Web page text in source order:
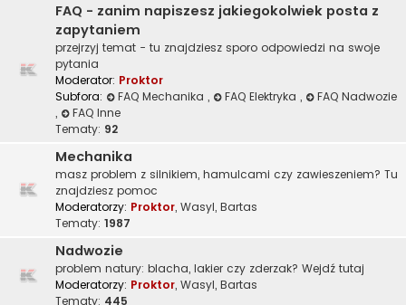
FAQ - zanim napiszesz jakiegokolwiek posta z
zapytaniem
przejrzyj temat - tu znajdziesz sporo odpowiedzi na swoje
pytania
Moderator: Proktor
Subfora:
FAQ Mechanika , FAQ Elektryka ,
FAQ Nadwozie
,
FAQ Inne
Tematy: 92
Mechanika
masz problem z silnikiem, hamulcami czy zawieszeniem? Tu
znajdziesz pomoc
Moderatorzy: Proktor, Wasyl, Bartas
Tematy: 1987
Nadwozie
problem natury: blacha, lakier czy zderzak? Wejdź tutaj
Moderatorzy: Proktor, Wasyl, Bartas
Tematy: 445